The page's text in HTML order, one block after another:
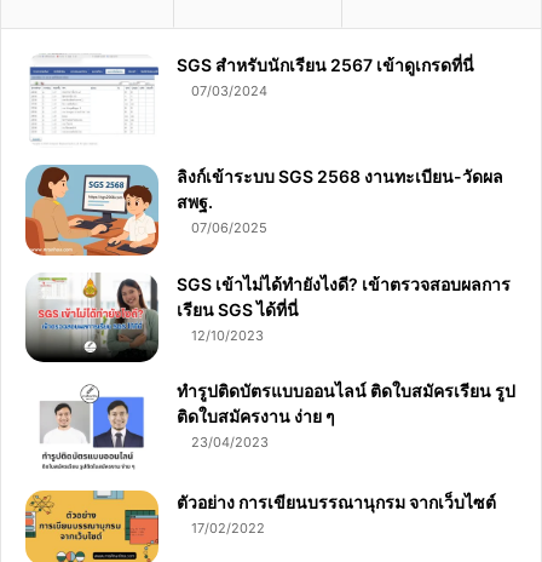
SGS สําหรับนักเรียน 2567 เข้าดูเกรดที่นี่
07/03/2024
ลิงก์เข้าระบบ SGS 2568 งานทะเบียน-วัดผล
สพฐ.
07/06/2025
SGS เข้าไม่ได้ทำยังไงดี? เข้าตรวจสอบผลการ
เรียน SGS ได้ที่นี่
12/10/2023
ทำรูปติดบัตรแบบออนไลน์ ติดใบสมัครเรียน รูป
ติดใบสมัครงาน ง่าย ๆ
23/04/2023
ตัวอย่าง การเขียนบรรณานุกรม จากเว็บไซต์
17/02/2022